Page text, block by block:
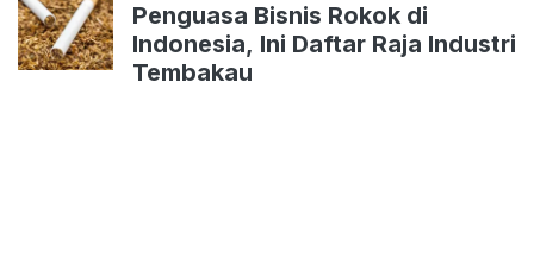
Penguasa Bisnis Rokok di
Indonesia, Ini Daftar Raja Industri
Tembakau